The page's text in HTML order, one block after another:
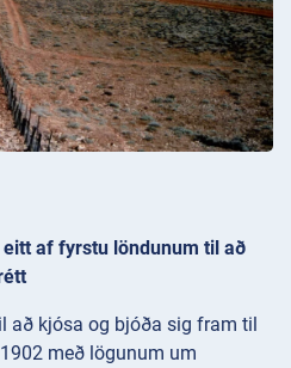
af fyrstu löndunum til að
að kjósa og bjóða sig fram til
með lögunum um